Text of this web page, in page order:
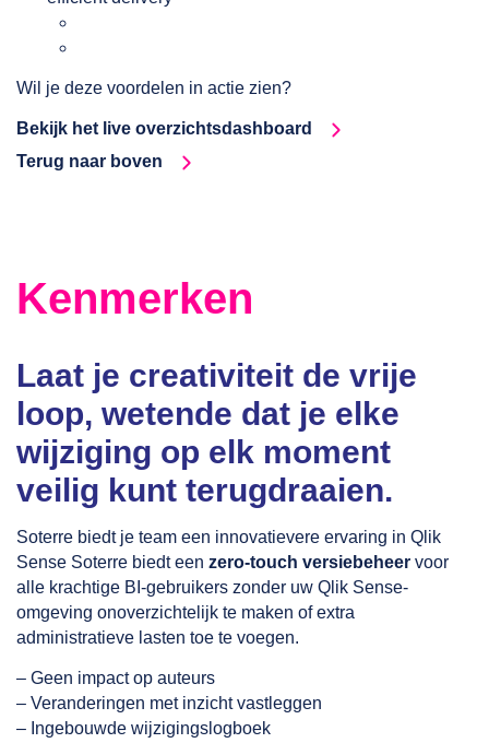
Wil je deze voordelen in actie zien?
Bekijk het live overzichtsdashboard
Terug naar boven
Kenmerken
Laat je creativiteit de vrije
loop, wetende dat je elke
wijziging op elk moment
veilig kunt terugdraaien.
Soterre biedt je team een innovatievere ervaring in Qlik
Sense Soterre biedt een zero-touch versiebeheer voor
alle krachtige BI-gebruikers zonder uw Qlik Sense-
omgeving onoverzichtelijk te maken of extra
administratieve lasten toe te voegen.
– Geen impact op auteurs
– Veranderingen met inzicht vastleggen
– Ingebouwde wijzigingslogboek